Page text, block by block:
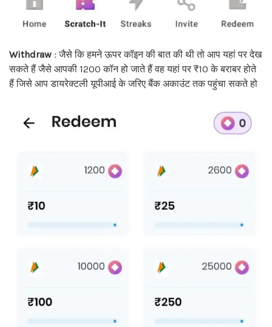
Withdraw : जैसे कि हमने ऊपर कॉइन की बात की थी तो आप यहां पर देख
सकते हैं जैसे आपकी 1200 कॉन हो जाते हैं वह यहां पर ₹10 के बराबर होते
हैं जिसे आप डायरेक्टली यूपीआई के जरिए बैंक अकाउंट तक पहुंचा सकते हो